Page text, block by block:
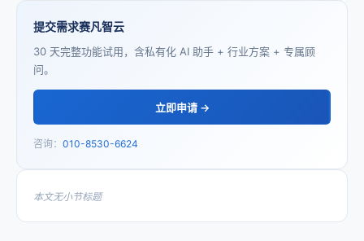
提交需求赛凡智云
30 天完整功能试用，含私有化 AI 助手 + 行业方案 + 专属顾
问。
立即申请 →
咨询： 010-8530-6624
本文无小节标题